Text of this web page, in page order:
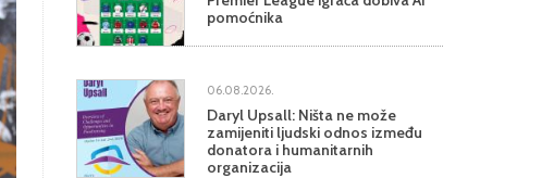
pomoćnika
06.08.2026.
Daryl Upsall: Ništa ne može
zamijeniti ljudski odnos između
donatora i humanitarnih
organizacija